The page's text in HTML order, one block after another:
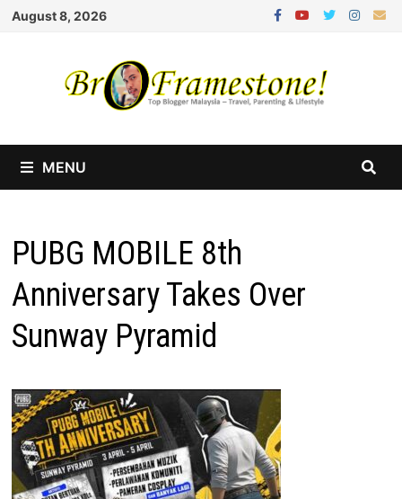
Skip
August 8, 2026
MENU
PUBG MOBILE 8th
Anniversary Takes Over
Sunway Pyramid